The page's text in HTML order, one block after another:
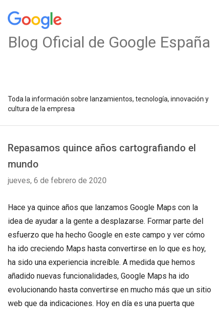
Blog Oficial de Google España
Toda la información sobre lanzamientos, tecnología, innovación y
cultura de la empresa
Repasamos quince años cartografiando el
mundo
jueves, 6 de febrero de 2020
Hace ya quince años que lanzamos Google Maps con la
idea de ayudar a la gente a desplazarse. Formar parte del
esfuerzo que ha hecho Google en este campo y ver cómo
ha ido creciendo Maps hasta convertirse en lo que es hoy,
ha sido una experiencia increíble. A medida que hemos
añadido nuevas funcionalidades, Google Maps ha ido
evolucionando hasta convertirse en mucho más que un sitio
web que da indicaciones. Hoy en día es una puerta que